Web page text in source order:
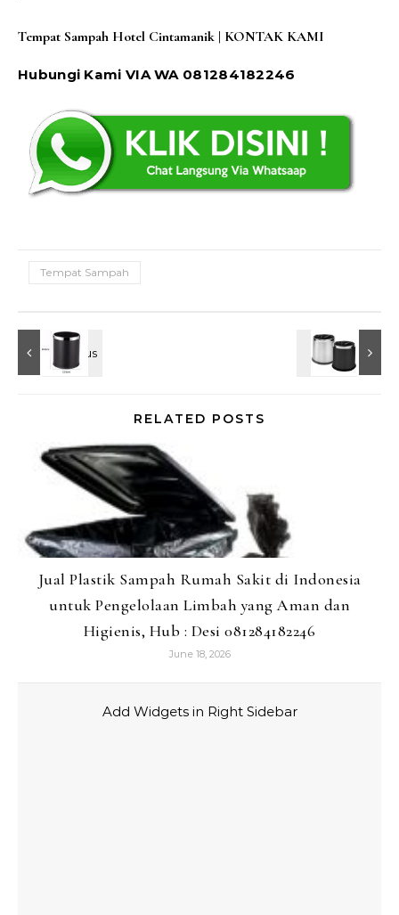
Tempat Sampah Hotel Cintamanik | KONTAK KAMI
Hubungi Kami VIA WA 081284182246
Tempat Sampah
RELATED POSTS
Jual Plastik Sampah Rumah Sakit di Indonesia
untuk Pengelolaan Limbah yang Aman dan
Higienis, Hub : Desi 081284182246
June 18, 2026
Add Widgets in Right Sidebar